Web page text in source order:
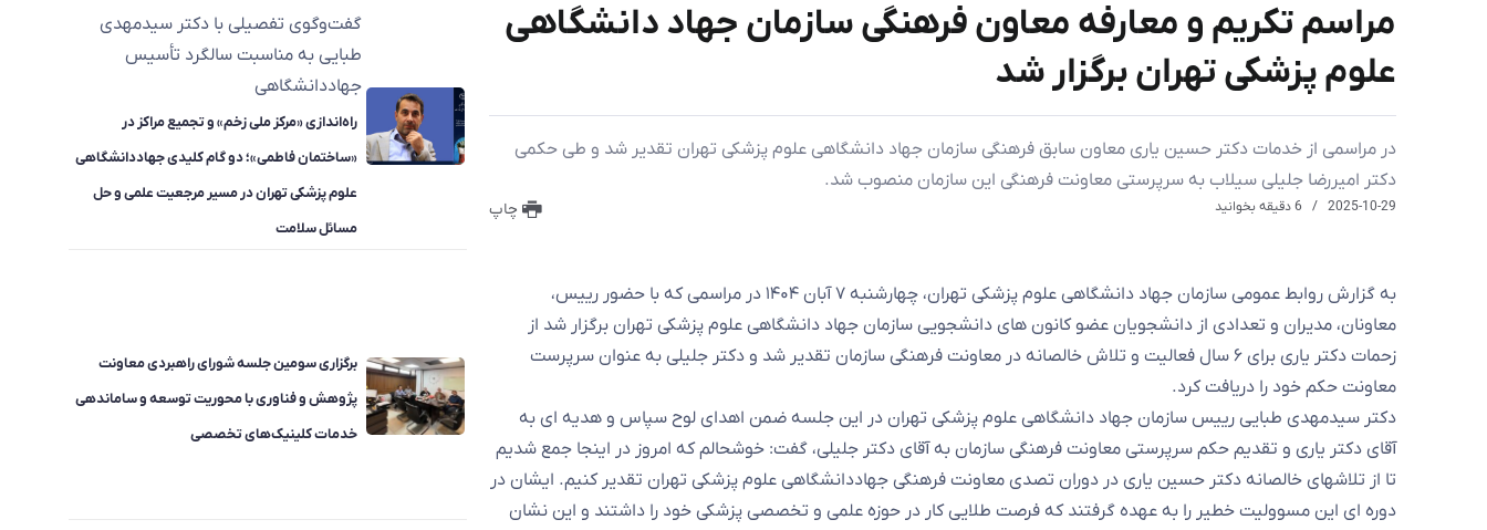
مراسم تکریم و معارفه معاون فرهنگی سازمان جهاد دانشگاهی
علوم پزشکی تهران برگزار شد
در مراسمی از خدمات دکتر حسین یاری معاون سابق فرهنگی سازمان جهاد دانشگاهی علوم پزشکی تهران تقدیر شد و طی حکمی
دکتر امیررضا جلیلی سیلاب به سرپرستی معاونت فرهنگی این سازمان منصوب شد.
2025-10-29 چاپ
به گزارش روابط عمومی سازمان جهاد دانشگاهی علوم پزشکی تهران، چهارشنبه ۷ آبان ۱۴۰۴ در مراسمی که با حضور رییس،
معاونان، مدیران و تعدادی از دانشجویان عضو کانون های دانشجویی سازمان جهاد دانشگاهی علوم پزشکی تهران برگزار شد از
زحمات دکتر یاری برای ۶ سال فعالیت و تلاش خالصانه در معاونت فرهنگی سازمان تقدیر شد و دکتر جلیلی به عنوان سرپرست
معاونت حکم خود را دریافت کرد.
دکتر سیدمهدی طبایی رییس سازمان جهاد دانشگاهی علوم پزشکی تهران در این جلسه ضمن اهدای لوح سپاس و هدیه ای به
آقای دکتر یاری و تقدیم حکم سرپرستی معاونت فرهنگی سازمان به آقای دکتر جلیلی، گفت: خوشحالم که امروز در اینجا جمع شدیم
تا از تلاشهای خالصانه دکتر حسین یاری در دوران تصدی معاونت فرهنگی جهاددانشگاهی علوم پزشکی تهران تقدیر کنیم. ایشان در
دوره ای این مسوولیت خطیر را به عهده گرفتند که فرصت طلایی کار در حوزه علمی و تخصصی پزشکی خود را داشتند و این نشان
گفت‌وگوی تفصیلی با دکتر سیدمهدی
طبایی به مناسبت سالگرد تأسیس
جهاددانشگاهی
راه‌اندازی «مرکز ملی زخم» و تجمیع مراکز در
«ساختمان فاطمی»؛ دو گام کلیدی جهاددانشگاهی
علوم پزشکی تهران در مسیر مرجعیت علمی و حل
مسائل سلامت
برگزاری سومین جلسه شورای راهبردی معاونت
پژوهش و فناوری با محوریت توسعه و ساماندهی
خدمات کلینیک‌های تخصصی